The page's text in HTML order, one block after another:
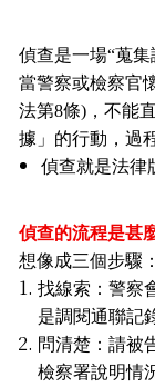
偵查是一場“蒐集
當警察或檢察官
法第8條)，不能
據」的行動，過
偵查就是法律
偵查的流程是甚
想像成三個步驟：
找線索：警察
是調閱通聯記
問清楚：請被
檢察署說明情